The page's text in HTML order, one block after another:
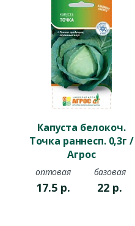
Капуста белокоч.
Точка раннесп. 0,3г /
Агрос
оптовая
17.5 р.
базовая
22 р.